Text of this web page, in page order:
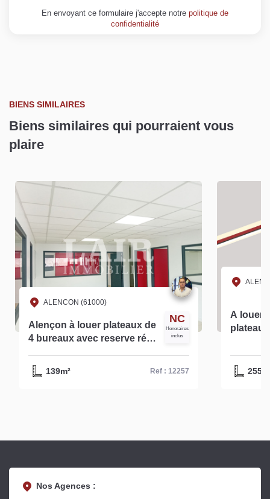
En envoyant ce formulaire j'accepte notre politique de
confidentialité
BIENS SIMILAIRES
Biens similaires qui pourraient vous
plaire
ALENCON (61000)
Alençon à louer plateaux de
4 bureaux avec reserve réf -
NC
Honoraires
inclus
139m² Ref : 12257
A louer
plateau
réf-
Nos Agences :